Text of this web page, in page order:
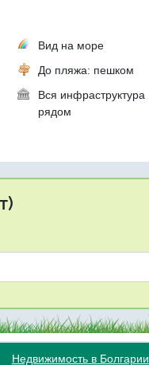
Вид на море
До пляжа: пешком
Вся инфраструктура
рядом
Недвижимость в Болгарии